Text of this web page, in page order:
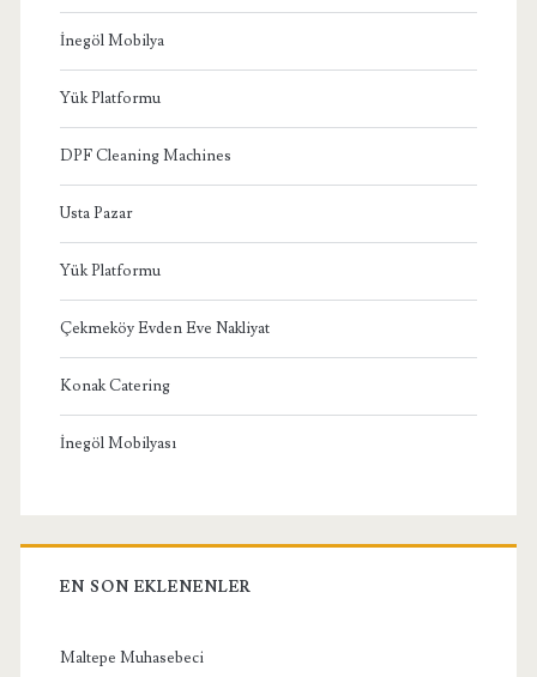
İnegöl Mobilya
Yük Platformu
DPF Cleaning Machines
Usta Pazar
Yük Platformu
Çekmeköy Evden Eve Nakliyat
Konak Catering
İnegöl Mobilyası
EN SON EKLENENLER
Maltepe Muhasebeci